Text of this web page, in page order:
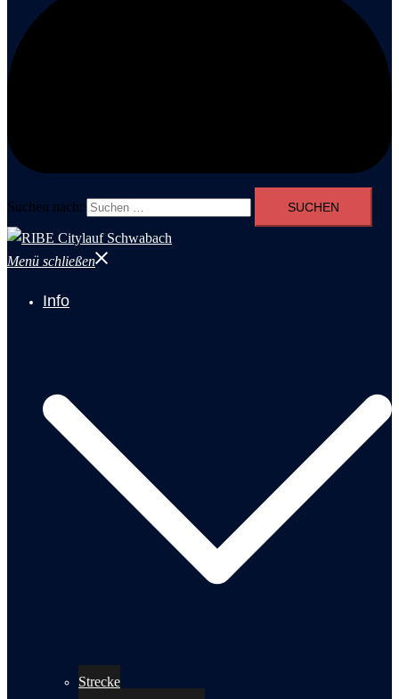
Suchen nach:
Menü schließen
Info
Strecke